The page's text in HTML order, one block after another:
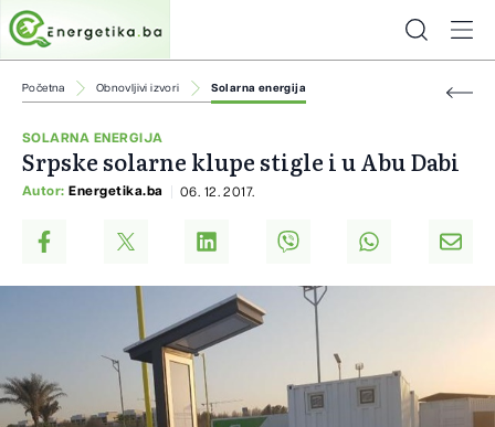
Početna Obnovljivi izvori Solarna energija
SOLARNA ENERGIJA
Srpske solarne klupe stigle i u Abu Dabi
Autor: Energetika.ba 06. 12. 2017.